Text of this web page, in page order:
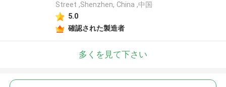
Street ,Shenzhen, China ,中国
5.0
確認された製造者
多くを見て下さい